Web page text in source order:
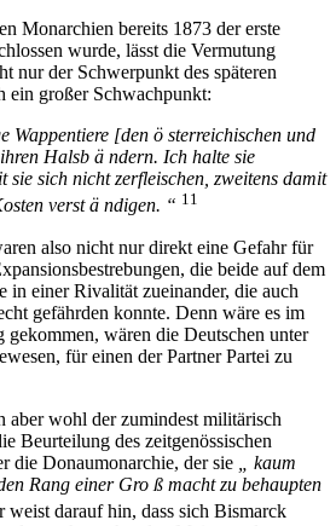
Monarchien bereits 1873 der erste
wurde, lässt die Vermutung
nur der Schwerpunkt des späteren
ein großer Schwachpunkt:
Wappentiere [den ö sterreichischen und
Halsb ä ndern. Ich halte sie
sie sich nicht zerfleischen, zweitens damit
verst ä ndigen. “ 11
also nicht nur direkt eine Gefahr für
die beide auf dem
in einer Rivalität zueinander, die auch
gefährden konnte. Denn wäre es im
gekommen, wären die Deutschen unter
für einen der Partner Partei zu
aber wohl der zumindest militärisch
Beurteilung des zeitgenössischen
die Donaumonarchie, der sie
„ kaum
den Rang einer Gro ß macht zu behaupten
darauf hin, dass sich Bismarck